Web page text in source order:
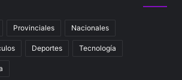
Provinciales Nacionales
Deportes Tecnología